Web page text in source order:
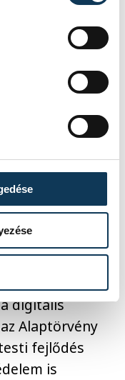
iskolai
hogy
többet
is
digitális
Alaptörvény
fejlődés
is